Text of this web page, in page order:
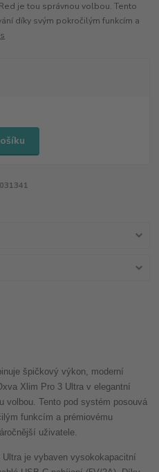
je tou správnou volbou. Tento
díky svým pokročilým funkcím a
špičkový výkon, moderní
Xlim Pro 3 Ultra v elegantní
volbou. Tento pod systém posouvá
funkcím a prémiovému
uživatele.
je vybaven vysokokapacitní